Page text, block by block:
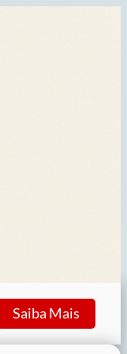
Saiba Mais